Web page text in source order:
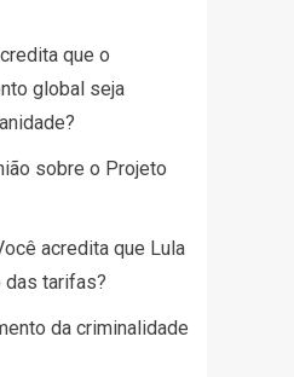
que o
global seja
sobre o Projeto
acredita que Lula
das tarifas?
da criminalidade